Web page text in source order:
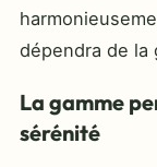
dépendra de la
La gamme
sérénité